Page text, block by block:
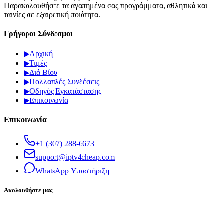
Παρακολουθήστε τα αγαπημένα σας προγράμματα, αθλητικά και
ταινίες σε εξαιρετική ποιότητα.
Γρήγοροι Σύνδεσμοι
▶Αρχική
▶Τιμές
▶Διά Βίου
▶Πολλαπλές Συνδέσεις
▶Οδηγός Εγκατάστασης
▶Επικοινωνία
Επικοινωνία
+1 (307) 288-6673
support@iptv4cheap.com
WhatsApp Υποστήριξη
Ακολουθήστε μας